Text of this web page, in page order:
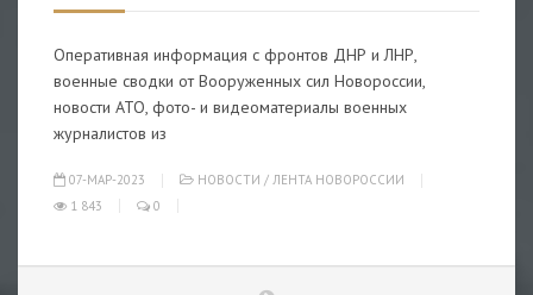
Оперативная информация с фронтов ДНР и ЛНР,
военные сводки от Вооруженных сил Новороссии,
новости АТО, фото- и видеоматериалы военных
журналистов из
07-МАР-2023 НОВОСТИ / ЛЕНТА НОВОРОССИИ
1 843
0